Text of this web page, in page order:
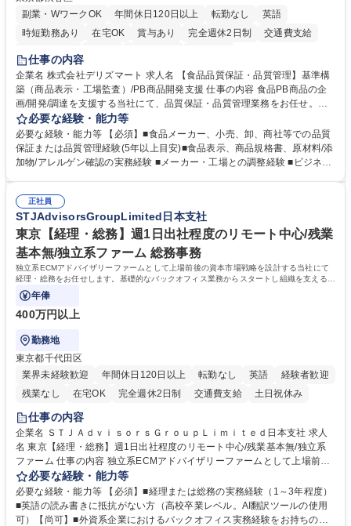
副業・WワークOK
年間休日120日以上 転勤なし
英語
時短勤務あり
在宅OK 賞与あり 完全週休2日制
交通費支給
駅近5分以内
仕事の内容
企業名 株式会社デリズマート 求人名 【食品品質保証・品質管理】基準構
築（商品表示・工場監査）/PB商品開発支援 仕事の内容 食品PB商品の企
画/開発/調達を支援する当社にて、品質保証・品質管理業務をお任せ。商
品規格書、食品表示、原材料/添加物/アレルゲン確認を中心に国内外メー
カー・工場の品質基準整備から発売後対応まで担います。 【詳細】 ■商品
規格書、一括表示、栄養成分、原材料・添加物・アレルゲンの確認 ■メー
カーへの修正指示・承認管理 ■国内外工場の監査、製造立会い、改善指導
企業への品質報告・問い合わせ対応 ■商品開発、物流、営業との連携 ※業
務内容の変更の範囲：当社業務全般 募集職種 【食品品質保証・品質管
理】基準構築（商品表示・工場監査）/PB商品開発支援
必要な経験・能力等
必要な経験・能力等 【必須】■食品メーカー、小売、卸、商社等での品質
保証または品質管理経験(5年以上目安)■食品表示、商品規格書、原材料/添
加物/アレルゲン確認の実務経験 ■メーカー・工場との調整経験 ■ビジネス
FS規格の内部監査員研修修了 ■TOEIC700点以上の英語力やビジネス上で
中国語での商談が可能な方 学歴・資格 学歴：大学院 大学 語学力： 資格：
正社員
STJAdvisorsGroupLimited日本支社
東京【経理・総務】週1日出社程度のリモート中心/残業
基本無/独立系ファーム 総務事務
独立系ECMアドバイザリーファームとして上場前後の資本市場戦略を設計する当社にて
経理・総務をお任せします。基礎的なバックオフィス業務からスタートし組織を支える専
任担当として広く活躍できる環境です。
年俸
400万円以上
勤務地
東京都千代田区
業界未経験歓迎
年間休日120日以上 転勤なし 英語
経験者歓迎
残業なし
在宅OK 完全週休2日制 交通費支給 土日祝休み
仕事の内容
企業名 ＳＴＪＡｄｖｉｓｏｒｓＧｒｏｕｐＬｉｍｉｔｅｄ日本支社 求人
名 東京【経理・総務】週1日出社程度のリモート中心/残業基本無/独立系
ファーム 仕事の内容 独立系ECMアドバイザリーファームとして上場前後
の資本市場戦略を設計する当社にて経理・総務をお任せします。基礎的な
バックオフィス業務からスタートし組織を支える専任担当として広く活躍
できる環境です。 ■日常経理、月次および年次決算サポート業務 ■本国
（グローバル）との英文メール対応（AI翻訳ツール等を使用しての対応で
必要な経験・能力等
必要な経験・能力等 【必須】■経理または総務の実務経験（1～3年程度）
■英語の読み書きに抵抗がない方（高校卒業レベル。AI翻訳ツールの使用
可）【尚可】■外資系企業におけるバックオフィス実務経験をお持ちの方